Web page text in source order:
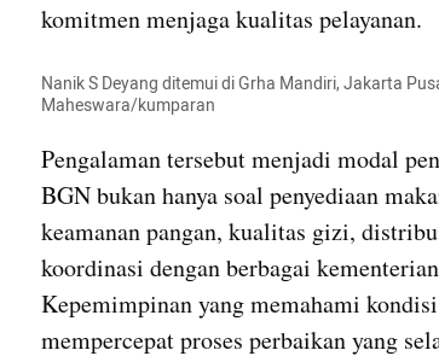
komitmen menjaga kualitas pelayanan.
Nanik S Deyang ditemui di Grha Mandiri, Jakarta
Maheswara/kumparan
Pengalaman tersebut menjadi modal
BGN bukan hanya soal penyediaan
keamanan pangan, kualitas gizi,
koordinasi dengan berbagai
Kepemimpinan yang memahami
mempercepat proses perbaikan yang